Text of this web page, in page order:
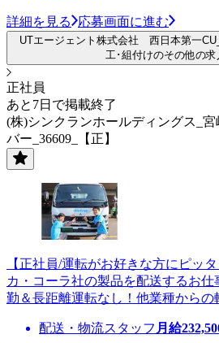
詳細を見る 応募画面に進む
UTエージェント株式会社 西日本第一
工･組付けのその他の求
正社員
あと7日で掲載終了
(株)シンクランホールディングス_
バー_36609_【正】
【正社員/運転がお好きな方にピッ
カ・コーラ社の製品を配送するお
勤＆長距離運転なし！他業種からの
配送・物流スタッフ 月給